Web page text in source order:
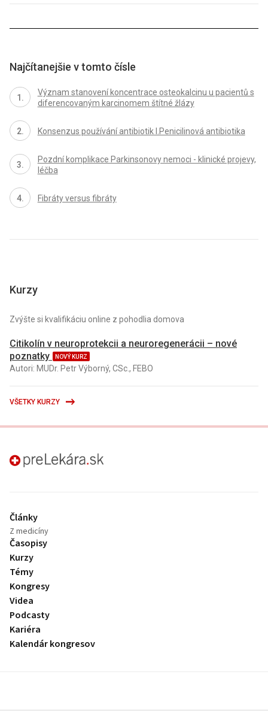
Najčítanejšie v tomto čísle
Význam stanovení koncentrace osteokalcinu u pacientů s
diferencovaným karcinomem štítné žlázy
Konsenzus používání antibiotik I.Penicilinová antibiotika
Pozdní komplikace Parkinsonovy nemoci - klinické projevy,
léčba
Fibráty versus fibráty
Kurzy
Zvýšte si kvalifikáciu online z pohodlia domova
Citikolín v neuroprotekcii a neuroregenerácii – nové
poznatky
NOVÝ KURZ
Autori: MUDr. Petr Výborný, CSc., FEBO
VŠETKY KURZY
preLekára.sk
Články
Z medicíny
Časopisy
Kurzy
Témy
Kongresy
Videa
Podcasty
Kariéra
Kalendár kongresov